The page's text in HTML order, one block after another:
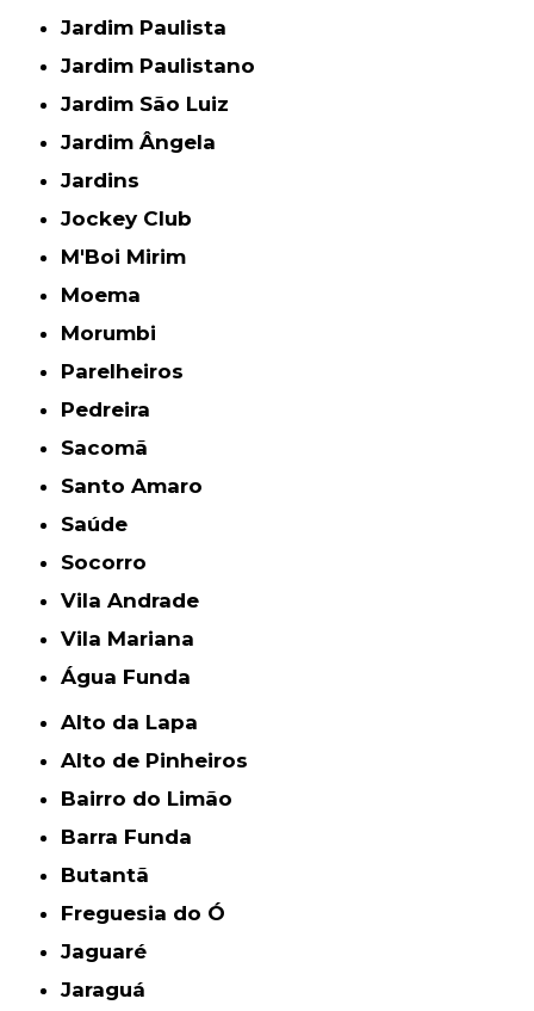
Jardim Paulista
Jardim Paulistano
Jardim São Luiz
Jardim Ângela
Jardins
Jockey Club
M'Boi Mirim
Moema
Morumbi
Parelheiros
Pedreira
Sacomã
Santo Amaro
Saúde
Socorro
Vila Andrade
Vila Mariana
Água Funda
Alto da Lapa
Alto de Pinheiros
Bairro do Limão
Barra Funda
Butantã
Freguesia do Ó
Jaguaré
Jaraguá